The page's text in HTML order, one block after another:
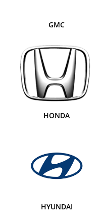
GMC
HONDA
HYUNDAI